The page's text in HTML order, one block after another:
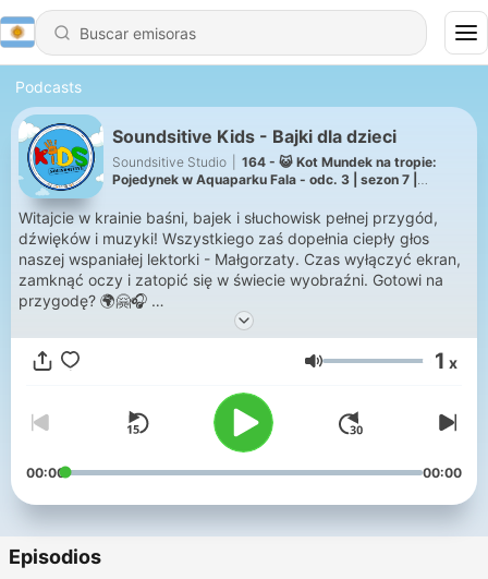
Podcasts
Soundsitive Kids - Bajki dla dzieci
Soundsitive Studio
164 - 😺 Kot Mundek na tropie:
Pojedynek w Aquaparku Fala - odc. 3 | sezon 7 |
Witajcie w krainie baśni, bajek i słuchowisk pełnej przygód,
dźwięków i muzyki! Wszystkiego zaś dopełnia ciepły głos
naszej wspaniałej lektorki - Małgorzaty. Czas wyłączyć ekran,
zamknąć oczy i zatopić się w świecie wyobraźni. Gotowi na
przygodę? 🌍🤗🎧
W naszej krainie bajek znajdziecie:
🎶 Słuchowiska – superprodukcje pełne najróżniejszych
📖 Klasyczne baśnie braci Grimm, H. Ch. Andersena i nie tylko
📚 Współczesne bajki od wydawnictw z całej Polski
🛶 Bajki o naszym rodzinnym mieście Łodzi ❤️
😺 Nasz pierwszy serial słuchowiskowy o odważnym kocie
✅ Rozwijają wyobraźnie i kreatywność
✅ Rozwijają wrażliwość dźwiękową dzięki bogatym w dźwięki,
Volumen 1 x
00:00 00:00
Episodios